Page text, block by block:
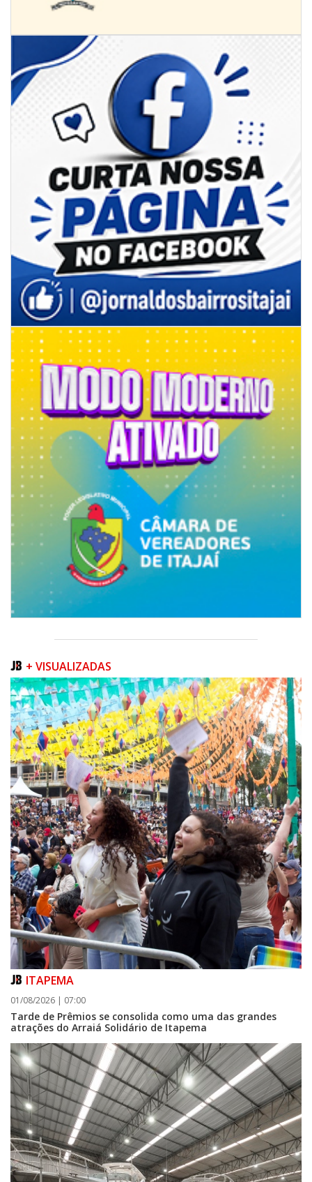
GERAL
07/08/2026 | 07:00
Jordan Hang leva estratégias de marketing e vendas ao InspiraBQ, em
Brusque
ITAPEMA
07/08/2026 | 07:00
Prefeitura de Itapema segue com credenciamento aberto para artistas e
produtores culturais
ITAPEMA
07/08/2026 | 07:00
Itapema se destaca no IDEB e conquista melhor resultado da região
+ VISUALIZADAS
ITAPEMA
01/08/2026 | 07:00
Tarde de Prêmios se consolida como uma das grandes
atrações do Arraiá Solidário de Itapema